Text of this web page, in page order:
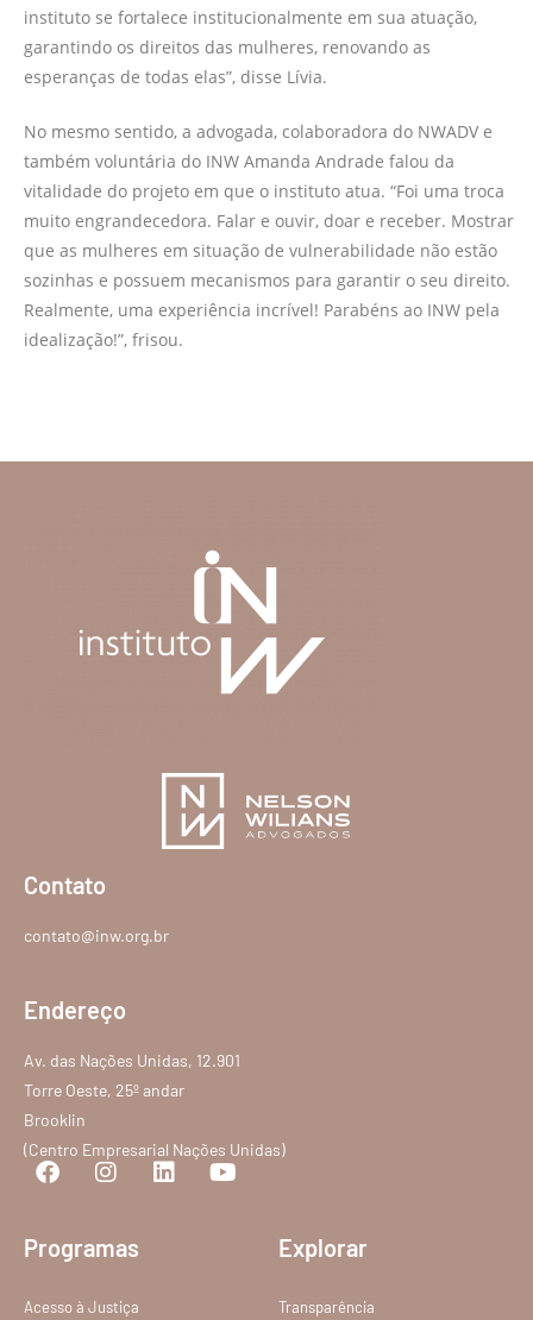
instituto se fortalece institucionalmente em sua atuação,
garantindo os direitos das mulheres, renovando as
esperanças de todas elas”, disse Lívia.
No mesmo sentido, a advogada, colaboradora do NWADV e
também voluntária do INW Amanda Andrade falou da
vitalidade do projeto em que o instituto atua. “Foi uma troca
muito engrandecedora. Falar e ouvir, doar e receber. Mostrar
que as mulheres em situação de vulnerabilidade não estão
sozinhas e possuem mecanismos para garantir o seu direito.
Realmente, uma experiência incrível! Parabéns ao INW pela
idealização!”, frisou.
Contato
contato@inw.org.br
Endereço
Av. das Nações Unidas, 12.901
Torre Oeste, 25º andar
Brooklin
(Centro Empresarial Nações Unidas)
Programas
Acesso à Justiça
Explorar
Transparência